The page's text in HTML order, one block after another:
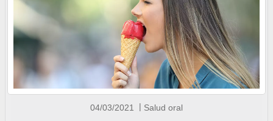
04/03/2021 Salud oral